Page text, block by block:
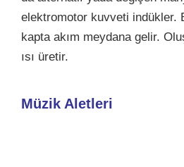
elektromotor kuvveti indükler.
kapta akım meydana gelir.
ısı üretir.
Müzik Aletleri